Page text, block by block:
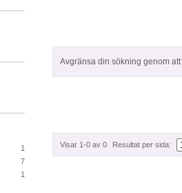
Avgränsa din sökning genom
Visar 1-0 av 0 Resultat per sida:
1
7
1